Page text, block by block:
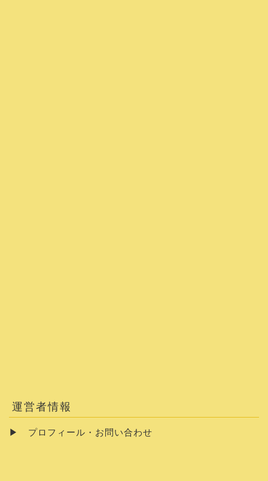
運営者情報
▶ プロフィール・お問い合わせ